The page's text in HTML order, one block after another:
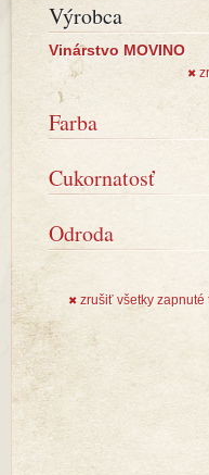
Výrobca
Vinárstvo MOVINO
✖
Farba
Cukornatosť
Odroda
✖ zrušiť všetky zapnuté